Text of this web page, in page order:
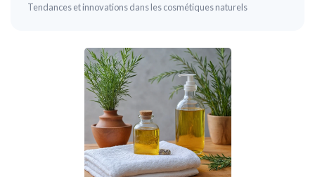
Tendances et innovations dans les cosmétiques naturels